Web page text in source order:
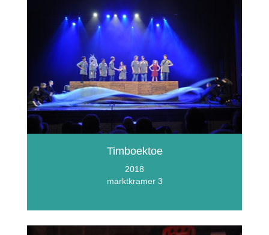
Timboektoe
2018
marktkramer 3